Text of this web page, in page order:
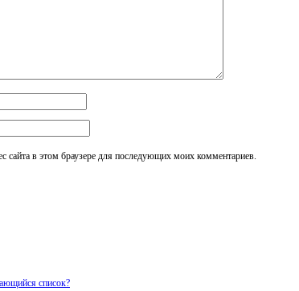
сайта в этом браузере для последующих моих комментариев.
список?